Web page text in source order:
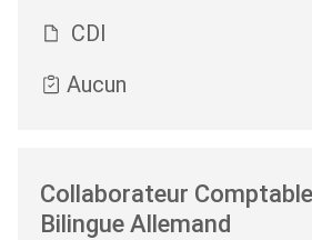
CDI
Aucun
Collaborateur
Bilingue Allemand